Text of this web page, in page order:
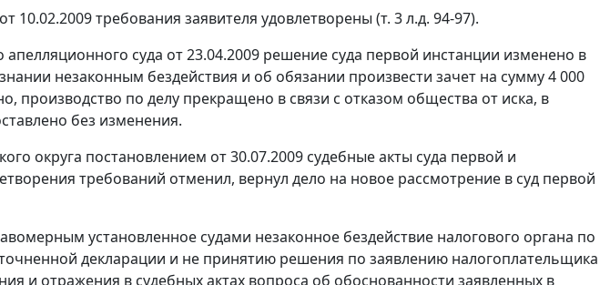
требования заявителя удовлетворены (т. 3 л.д. 94-97).
суда от 23.04.2009 решение суда первой инстанции изменено в
незаконным бездействия и об обязании произвести зачет на сумму 4 000
производство по делу прекращено в связи с отказом общества от иска, в
без изменения.
округа постановлением от 30.07.2009 судебные акты суда первой и
требований отменил, вернул дело на новое рассмотрение в суд первой
установленное судами незаконное бездействие налогового органа по
декларации и не принятию решения по заявлению налогоплательщика
и отражения в судебных актах вопроса об обоснованности заявленных в